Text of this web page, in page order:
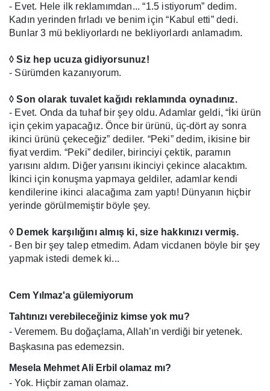
- Evet. Hele ilk reklamımdan... “1.5 istiyorum” dedim.
Kadın yerinden fırladı ve benim için “Kabul etti” dedi.
Bunlar 3 mü bekliyorlardı ne bekliyorlardı anlamadım.
◊ Siz hep ucuza gidiyorsunuz!
- Sürümden kazanıyorum.
◊ Son olarak tuvalet kağıdı reklamında oynadınız.
- Evet. Onda da tuhaf bir şey oldu. Adamlar geldi, “İki ürün
için çekim yapacağız. Önce bir ürünü, üç-dört ay sonra
ikinci ürünü çekeceğiz” dediler. “Peki” dedim, ikisine bir
fiyat verdim. “Peki” dediler, birinciyi çektik, paramın
yarısını aldım. Diğer yarısını ikinciyi çekince alacaktım.
İkinci için konuşma yapmaya geldiler, adamlar kendi
kendilerine ikinci alacağıma zam yaptı! Dünyanın hiçbir
yerinde görülmemiştir böyle şey.
◊ Demek karşılığını almış ki, size hakkınızı vermiş.
- Ben bir şey talep etmedim. Adam vicdanen böyle bir şey
yapmak istedi demek ki...
Cem Yılmaz'a gülemiyorum
Tahtınızı verebileceğiniz kimse yok mu?
- Veremem. Bu doğaçlama, Allah’ın verdiği bir yetenek.
Başkasına pas edemezsin.
Mesela Mehmet Ali Erbil olamaz mı?
- Yok. Hiçbir zaman olamaz.